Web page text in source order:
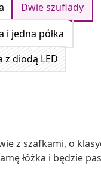
Dwie szuflady
i jedna półka
z diodą LED
z szafkami, o
łóżka i będzie